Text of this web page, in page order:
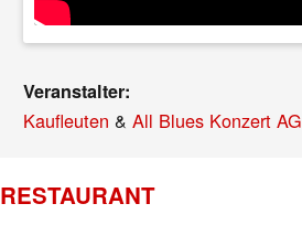
Veranstalter:
Kaufleuten &All Blues Konzert AG
RESTAURANT